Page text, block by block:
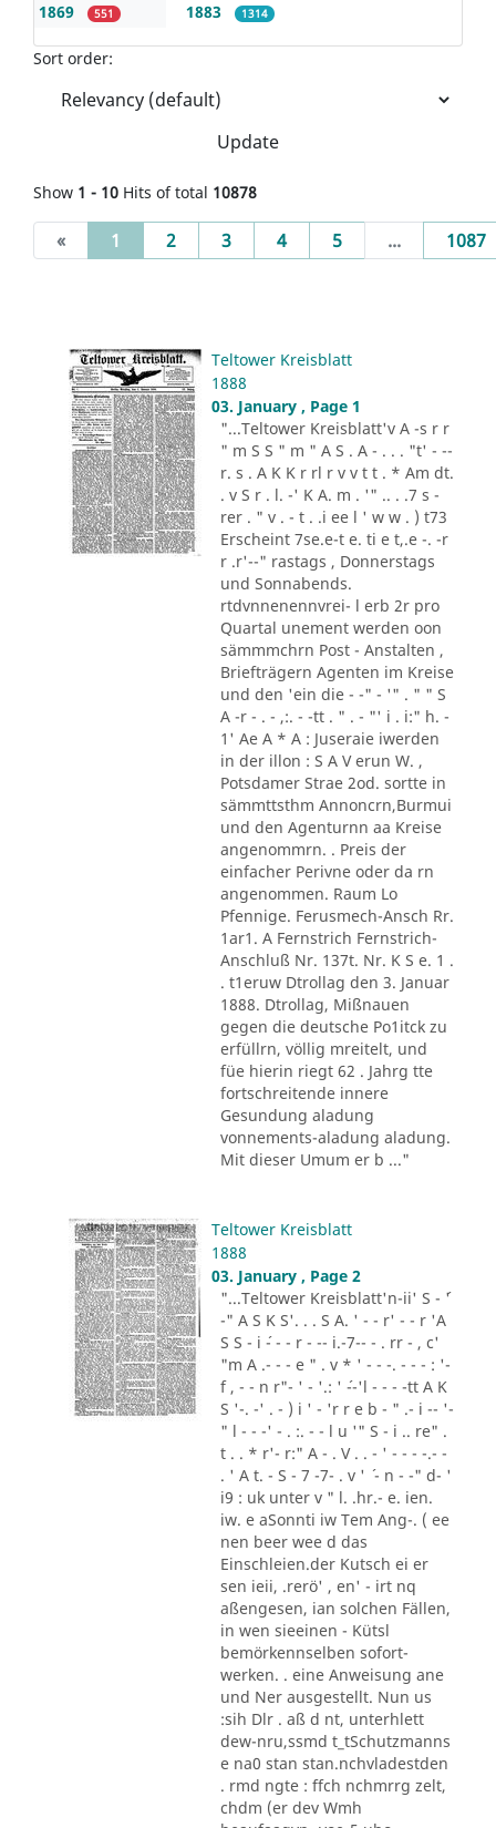
1869 551 1883 1314
Sort order:
Update
Show 1 - 10 Hits of total 10878
« 1 (current)
2 3 4 5 ... 1087
Teltower Kreisblatt
1888
03. January , Page 1
"...Teltower Kreisblatt'v A -s r r
" m S S " m " A S . A - . . . "t' - --
r. s . A K K r rl r v v t t . * Am dt.
. v S r . l. -' K A. m . '" .. . .7 s -
rer . " v . - t . .i ee l ' w w . ) t73
Erscheint 7se.e-t e. ti e t,.e -. -r
r .r'--" rastags , Donnerstags
und Sonnabends.
rtdvnnenennvrei- l erb 2r pro
Quartal unement werden oon
sämmmchrn Post - Anstalten ,
Briefträgern Agenten im Kreise
und den 'ein die - -" - '" . " " S
A -r - . - ,:. - -tt . " . - "' i . i:" h. -
1' Ae A * A : Juseraie iwerden
in der illon : S A V erun W. ,
Potsdamer Strae 2od. sortte in
sämmttsthm Annoncrn,Burmui
und den Agenturnn aa Kreise
angenommrn. . Preis der
einfacher Perivne oder da rn
angenommen. Raum Lo
Pfennige. Ferusmech-Ansch Rr.
1ar1. A Fernstrich Fernstrich-
Anschluß Nr. 137t. Nr. K S e. 1 .
. t1eruw Dtrollag den 3. Januar
1888. Dtrollag, Mißnauen
gegen die deutsche Po1itck zu
erfüllrn, völlig mreitelt, und
füe hierin riegt 62 . Jahrg tte
fortschreitende innere
Gesundung aladung
vonnements-aladung aladung.
Mit dieser Umum er b ..."
Teltower Kreisblatt
1888
03. January , Page 2
"...Teltower Kreisblatt'n-ii' S - ´'
-" A S K S'. . . S A. ' - - r' - - r 'A
S S - i ´- - - r - -- i.-7-- - . rr - , c'
"m A .- - - e " . v * ' - - -. - - - : '-
f , - - n r"- ' - '.: ' ´--'l - - - -tt A K
S '-. -' . - ) i ' - 'r r e b - " .- i -- '-
" l - - -' - . :. - - l u '" S - i .. re" .
t . . * r'- r:" A - . V . . - ' - - - -.- -
. ' A t. - S - 7 -7- . v ' ´ - n - -" d- '
i9 : uk unter v " l. .hr.- e. ien.
iw. e aSonnti iw Tem Ang-. ( ee
nen beer wee d das
Einschleien.der Kutsch ei er
sen ieii, .rerö' , en' - irt nq
aßengesen, ian solchen Fällen,
in wen sieeinen - Kütsl
bemörkennselben sofort-
werken. . eine Anweisung ane
und Ner ausgestellt. Nun us
:sih Dlr . aß d nt, unterhlett
dew-nru,ssmd t_tSchutzmanns
e na0 stan stan.nchvladestden
. rmd ngte : ffch nchmrrg zelt,
chdm (er dev Wmh